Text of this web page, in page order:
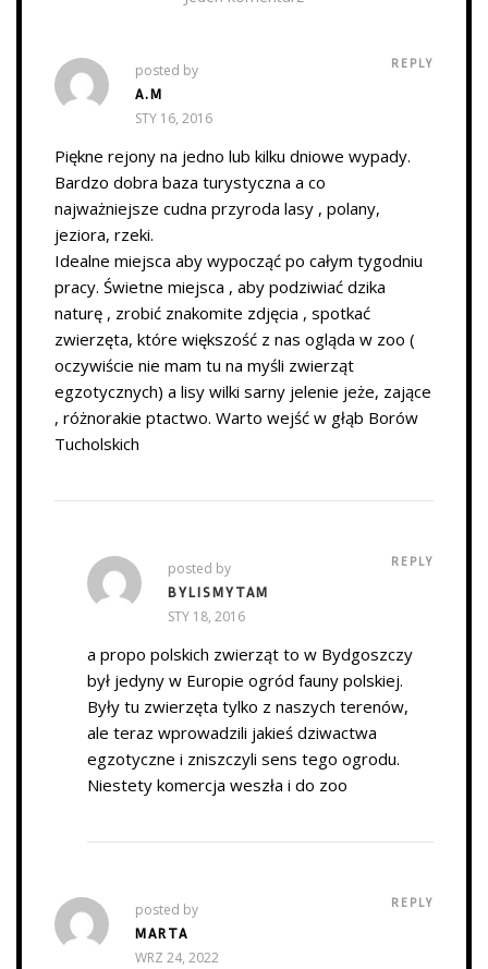
posted by
A.M
STY 16, 2016
REPLY
Piękne rejony na jedno lub kilku dniowe wypady.
Bardzo dobra baza turystyczna a co
najważniejsze cudna przyroda lasy , polany,
jeziora, rzeki.
Idealne miejsca aby wypocząć po całym tygodniu
pracy. Świetne miejsca , aby podziwiać dzika
naturę , zrobić znakomite zdjęcia , spotkać
zwierzęta, które większość z nas ogląda w zoo (
oczywiście nie mam tu na myśli zwierząt
egzotycznych) a lisy wilki sarny jelenie jeże, zające
, różnorakie ptactwo. Warto wejść w głąb Borów
Tucholskich
posted by
BYLISMYTAM
STY 18, 2016
REPLY
a propo polskich zwierząt to w Bydgoszczy
był jedyny w Europie ogród fauny polskiej.
Były tu zwierzęta tylko z naszych terenów,
ale teraz wprowadzili jakieś dziwactwa
egzotyczne i zniszczyli sens tego ogrodu.
Niestety komercja weszła i do zoo
posted by
MARTA
WRZ 24, 2022
REPLY